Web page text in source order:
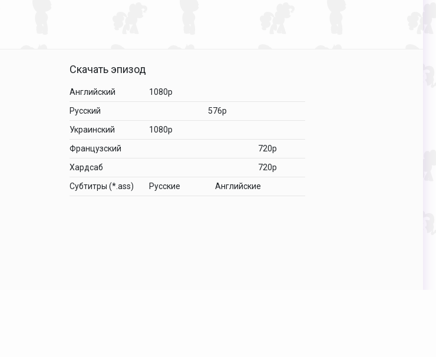
Скачать эпизод
Английский
1080p
Русский
576p
Украинский
1080p
Французский
720p
Хардсаб
720p
Cубтитры (*.ass)
Русские Английские